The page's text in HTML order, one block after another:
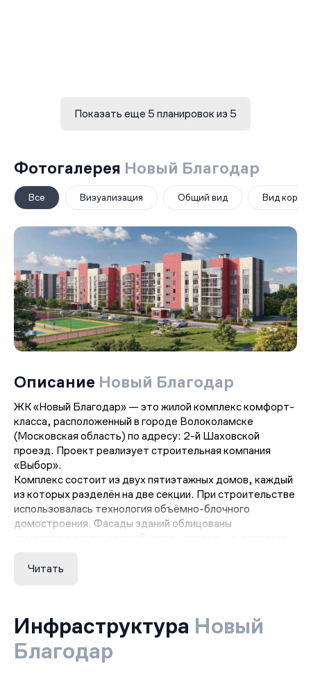
Показать еще 5 планировок из 5
Фотогалерея Новый Благодар
Все Визуализация Общий вид Вид
Описание Новый Благодар
ЖК «Новый Благодар» — это жилой комплекс комфорт-
класса, расположенный в городе Волоколамске
(Московская область) по адресу: 2-й Шаховской
проезд. Проект реализует строительная компания
«Выбор».
Комплекс состоит из двух пятиэтажных домов, каждый
из которых разделён на две секции. При строительстве
использовалась технология объёмно-блочного
домостроения. Фасады зданий облицованы
композитными панелями белого и пастельно-розового
французские балконы и лоджии с панорамным
трёхкомнатные лоты. Квартиры передаются
собственникам с чистовой отделкой: на полу —
линолеум, потолки — матовые натяжные, на стены
Читать
Инфраструктура Новый
Благодар